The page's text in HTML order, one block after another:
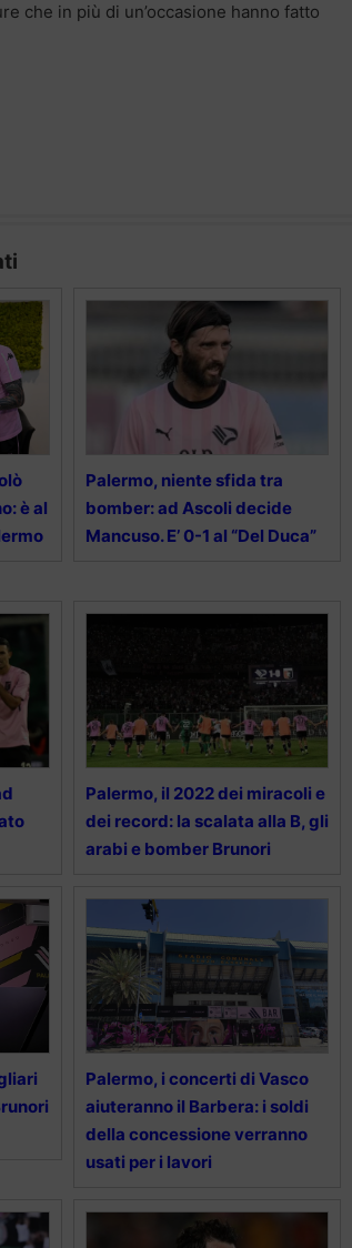
che in più di un’occasione hanno fatto
è al
Palermo, niente sfida tra
bomber: ad Ascoli decide
Mancuso. E’ 0-1 al “Del Duca”
Palermo, il 2022 dei miracoli e
dei record: la scalata alla B, gli
arabi e bomber Brunori
Palermo, i concerti di Vasco
aiuteranno il Barbera: i soldi
della concessione verranno
usati per i lavori